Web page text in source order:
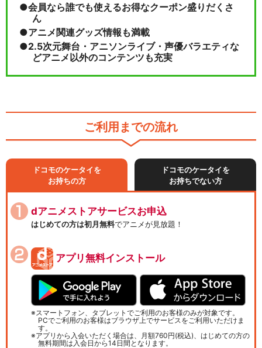
会員なら誰でも使えるお得なクーポン盛りだくさ
ん
アニメ関連グッズ情報も満載
2.5次元舞台・アニソンライブ・声優バラエティな
どアニメ以外のコンテンツも充実
ご利用までの流れ
ドコモのケータイを
お持ちの方
ドコモのケータイを
お持ちでない方
dアニメストアサービスお申込
はじめての方は初月無料でアニメが見放題！
アプリ無料インストール
スマートフォン、タブレットでご利用のお客様のみが対象です。
PCでご利用のお客様はブラウザ上でサービスをご利用いただけま
す。
アプリから入会いただく場合は、月額760円(税込)、はじめての方の
無料期間は入会日から14日間となります。